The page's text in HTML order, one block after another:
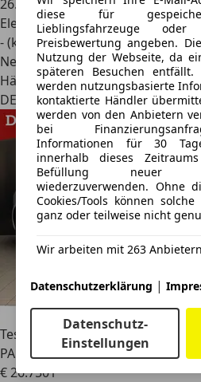
diese für
Lieblingsfahrzeuge
Preisbewertung angeben.
Nutzung der Webseite, da
späteren Besuchen
werden nutzungsbasierte
kontaktierte Händler
werden von den Anbietern
bei
Informationen für 30
innerhalb dieses
Befüllung neuer
wiederzuverwenden. Ohne
Cookies/Tools können
ganz oder teilweise nicht
Wir arbeiten mit 263
Datenschutzerklärung |
Datenschutz-
Einstellungen
26.967 km
Elektro
- (kWh/100 km)
Neu
Händler
DE 63457
Tesla Model 3Long Range Dual
PANO+LED+NAVI+KAM+WP
€ 26.7501